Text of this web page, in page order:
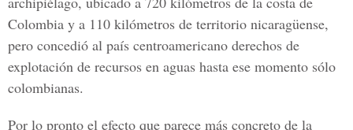
Colombia y a 110 kilómetros de territorio nicaragüense,
pero concedió al país centroamericano derechos de
explotación de recursos en aguas hasta ese momento sólo
colombianas.
Por lo pronto el efecto que parece más concreto de la